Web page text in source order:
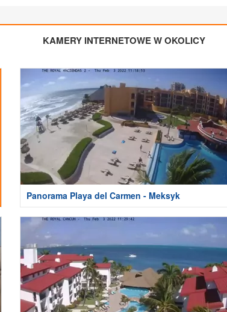
KAMERY INTERNETOWE W OKOLICY
Panorama Playa del Carmen - Meksyk